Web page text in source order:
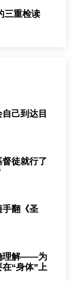
三重检读
己到达目
徒就行了
翻《圣
理解——为
“身体”上